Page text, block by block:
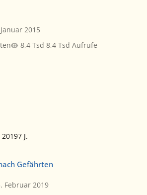
2015
8,4 Tsd Aufrufe
7 J.
Gefährten
Februar 2019